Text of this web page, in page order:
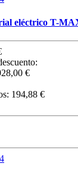
eléctrico T-
€
194,88 €